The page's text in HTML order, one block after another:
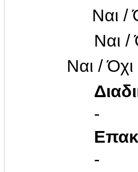
Ναι /
Ναι /
Ναι / Όχι
-
-